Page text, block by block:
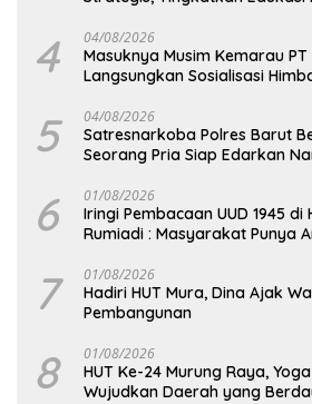
4 04/08/2026
Masuknya Musim Kemarau
Langsungkan Sosialisasi
5 04/08/2026
Satresnarkoba Polres Barut
Seorang Pria Siap Edarkan
6 01/08/2026
Iringi Pembacaan UUD 1945 di
Rumiadi : Masyarakat Punya Andil
7 01/08/2026
Hadiri HUT Mura, Dina Ajak
Pembangunan
8 01/08/2026
HUT Ke-24 Murung Raya,
Wujudkan Daerah yang